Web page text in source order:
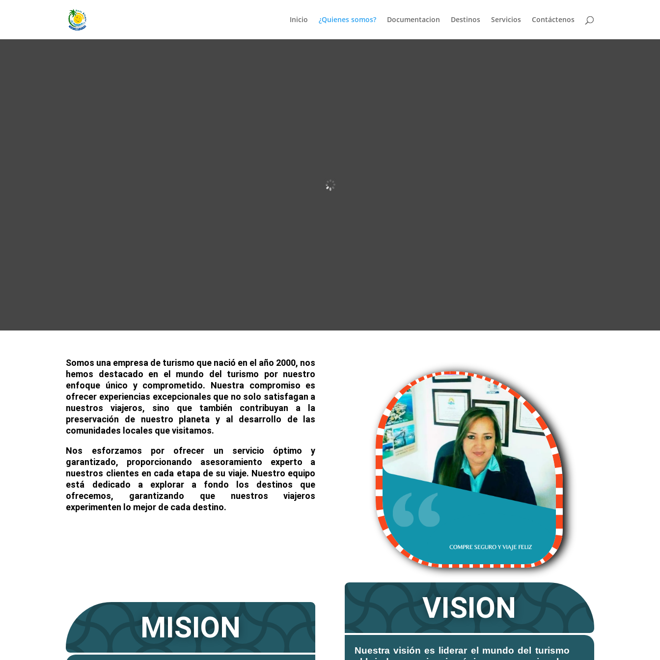
Inicio ¿Quienes somos? Documentacion Destinos Servicios Contáctenos
Somos una empresa de turismo que nació en el año 2000, nos
hemos destacado en el mundo del turismo por nuestro
enfoque único y comprometido. Nuestra compromiso es
ofrecer experiencias excepcionales que no solo satisfagan a
nuestros viajeros, sino que también contribuyan a la
preservación de nuestro planeta y al desarrollo de las
comunidades locales que visitamos.
Nos esforzamos por ofrecer un servicio óptimo y
garantizado, proporcionando asesoramiento experto a
nuestros clientes en cada etapa de su viaje. Nuestro equipo
está dedicado a explorar a fondo los destinos que
ofrecemos, garantizando que nuestros viajeros
experimenten lo mejor de cada destino.
MISION
VISION
Nuestra visión es liderar el mundo del turismo